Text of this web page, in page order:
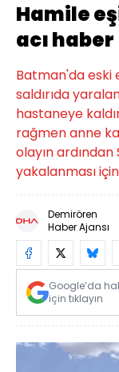
Hamile
acı haber
Batman'da eski
saldırıda
hastaneye
rağmen anne
olayın
yakalanması
Demirören
Haber Ajansı
Google’da
için tıklayın